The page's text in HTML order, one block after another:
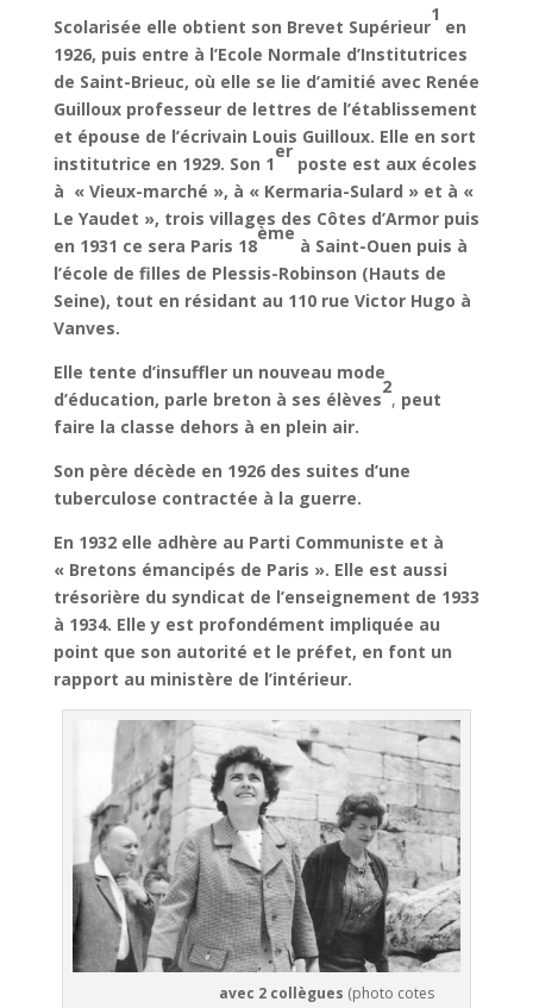
Scolarisée elle obtient son Brevet Supérieur
1
en
1926, puis entre à l’Ecole Normale d’Institutrices
de Saint-Brieuc, où elle se lie d’amitié avec Renée
Guilloux professeur de lettres de l’établissement
et épouse de l’écrivain Louis Guilloux. Elle en sort
institutrice en 1929. Son 1
er
poste est aux écoles
à « Vieux-marché », à « Kermaria-Sulard » et à «
Le Yaudet », trois villages des Côtes d’Armor puis
en 1931 ce sera Paris 18
ème
à Saint-Ouen puis à
l’école de filles de Plessis-Robinson (Hauts de
Seine), tout en résidant au 110 rue Victor Hugo à
Vanves.
Elle tente d’insuffler un nouveau mode
d’éducation, parle breton à ses élèves
2
, peut
faire la classe dehors à en plein air.
Son père décède en 1926 des suites d’une
tuberculose contractée à la guerre.
En 1932 elle adhère au Parti Communiste et à
« Bretons émancipés de Paris ». Elle est aussi
trésorière du syndicat de l’enseignement de 1933
à 1934. Elle y est profondément impliquée au
point que son autorité et le préfet, en font un
rapport au ministère de l’intérieur.
avec 2 collègues (photo cotes